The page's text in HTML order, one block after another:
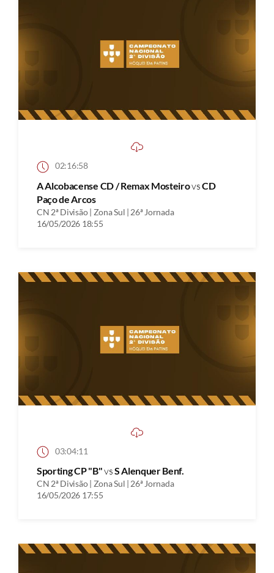
02:16:58
A Alcobacense CD / Remax MosteirovsCD
Paço de Arcos
CN 2ª Divisão | Zona Sul | 26ª Jornada
16/05/2026 18:55
03:04:11
Sporting CP "B"vsS Alenquer Benf.
CN 2ª Divisão | Zona Sul | 26ª Jornada
16/05/2026 17:55